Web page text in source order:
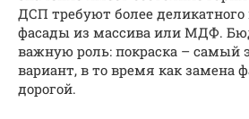
ДСП требуют более деликатного
фасады из массива или МДФ.
важную роль: покраска – самый
вариант, в то время как замена
дорогой.